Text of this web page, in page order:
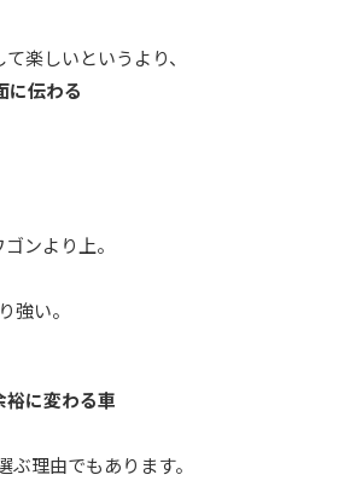
楽しいというより、
に伝わる
ンより上。
強い。
に変わる車
理由でもあります。